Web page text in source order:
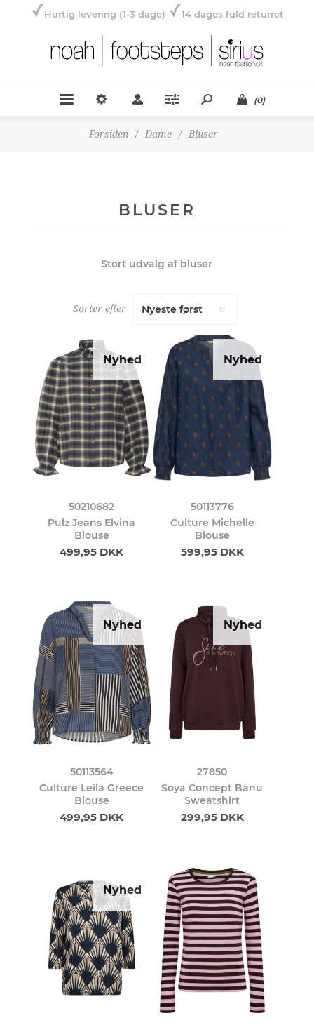
Hurtig levering (1-3 dage) 14 dages fuld returret
(0)
Forsiden / Dame / Bluser
BLUSER
Stort udvalg af bluser
Sorter efter
Nyhed
50210682
Pulz Jeans Elvina
Blouse
499,95 DKK
Nyhed
50113776
Culture Michelle
Blouse
599,95 DKK
Nyhed
50113564
Culture Leila Greece
Blouse
499,95 DKK
Nyhed
27850
Soya Concept Banu
Sweatshirt
299,95 DKK
Nyhed